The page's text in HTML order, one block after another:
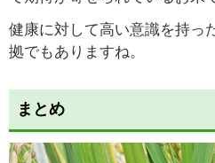
健康に対して高い意識を持っ
拠でもありますね。
まとめ